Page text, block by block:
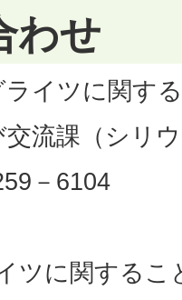
わせ
イツに関す
流課（シリ
－6104
ツに関するこ